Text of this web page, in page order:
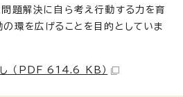
題解決に自ら考え行動する力を育
環を広げることを目的としていま
し （PDF 614.6 KB）